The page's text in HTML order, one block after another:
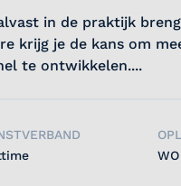
in de praktijk
krijg je de kans om
te ontwikkelen....
WO